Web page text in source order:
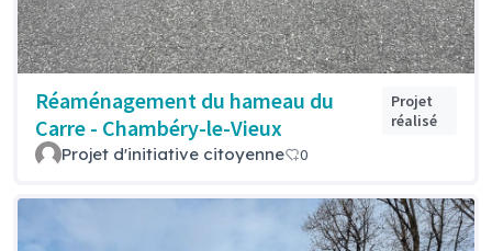
Réaménagement du hameau du
Carre - Chambéry-le-Vieux
Projet
réalisé
Projet d'initiative citoyenne 0